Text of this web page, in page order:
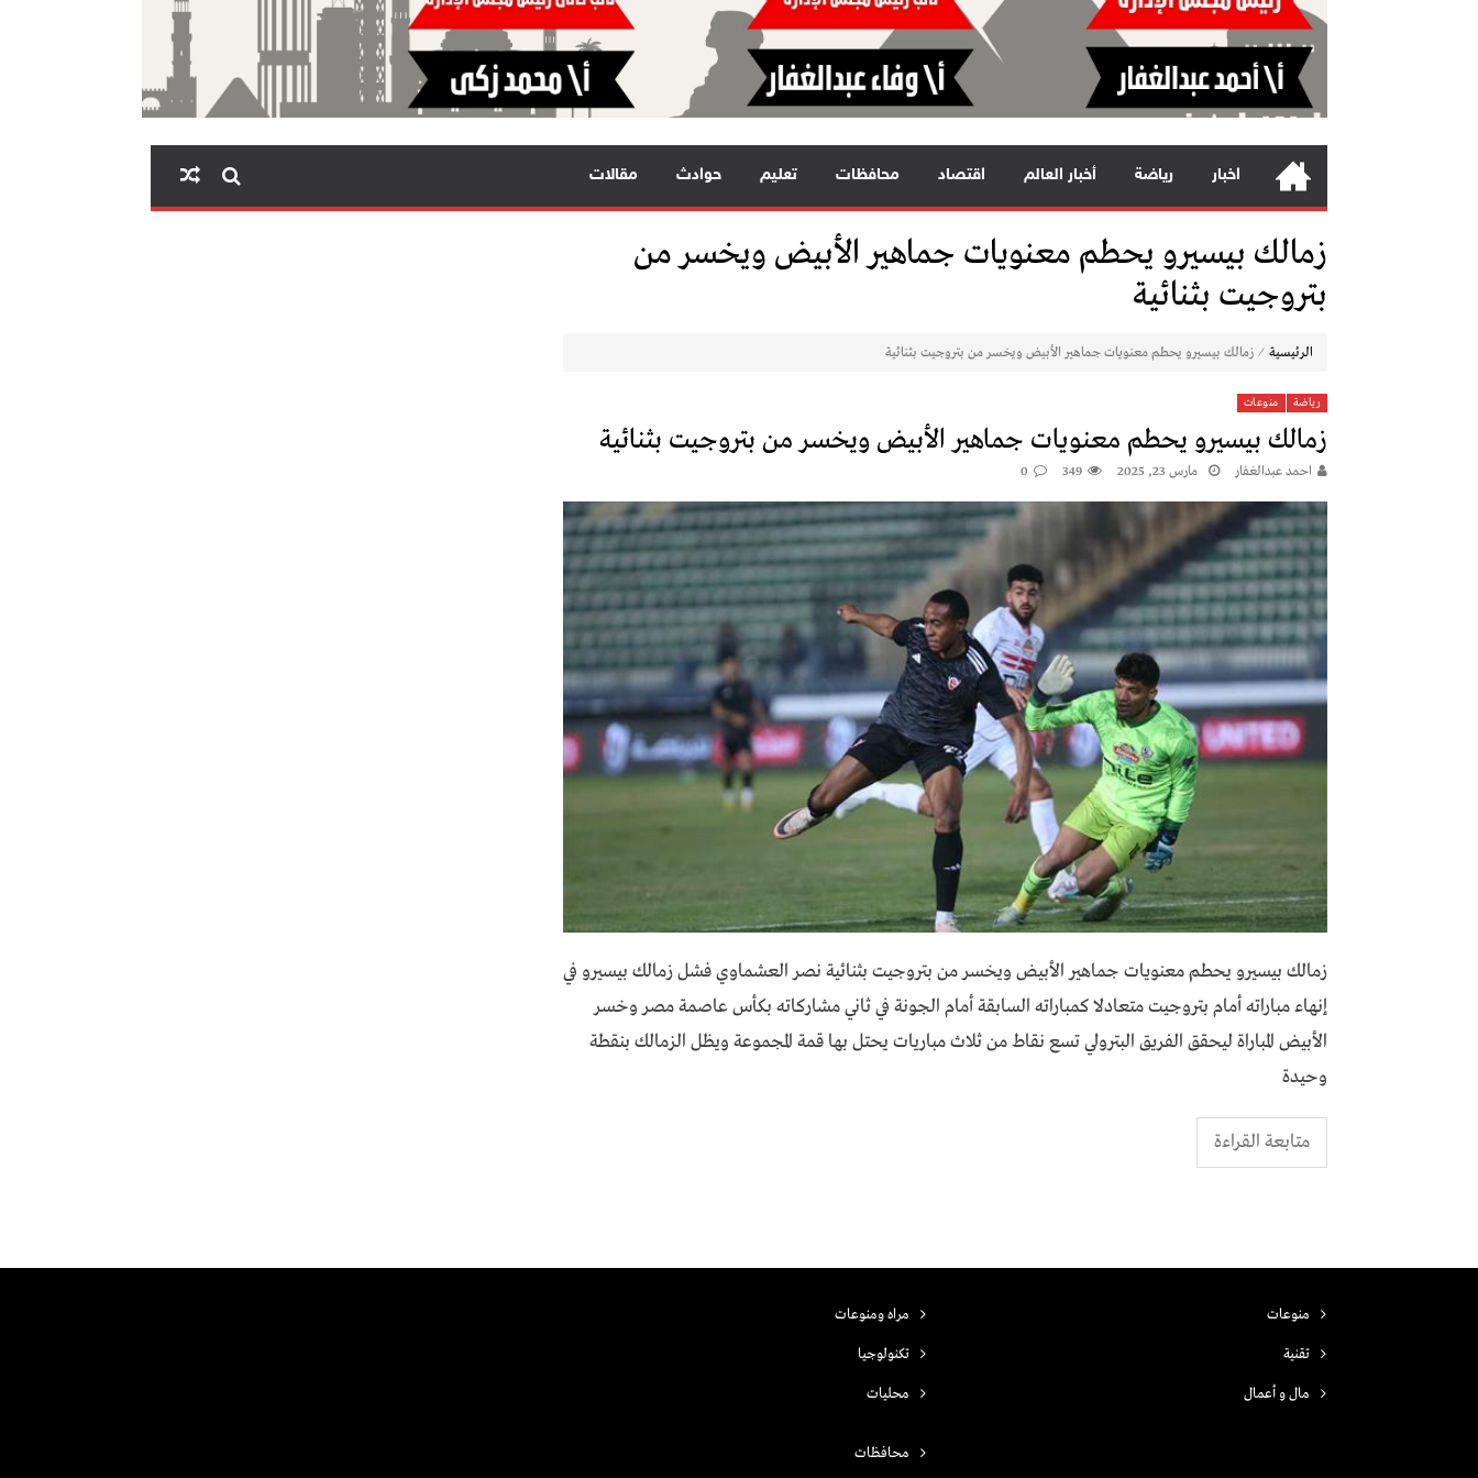
اخبار رياضة أخبار العالم اقتصاد محافظات تعليم حوادث مقالات
زمالك بيسيرو يحطم معنويات جماهير الأبيض ويخسر من
بتروجيت بثنائية
الرئيسية ⁄ زمالك بيسيرو يحطم معنويات جماهير الأبيض ويخسر من بتروجيت بثنائية
رياضة منوعات
زمالك بيسيرو يحطم معنويات جماهير الأبيض ويخسر من بتروجيت بثنائية
احمد عبدالغفار مارس 23, 2025 349
0
زمالك بيسيرو يحطم معنويات جماهير الأبيض ويخسر من بتروجيت بثنائية نصر العشماوي فشل زمالك بيسيرو في
إنهاء مباراته أمام بتروجيت متعادلا كمباراته السابقة أمام الجونة في ثاني مشاركاته بكأس عاصمة مصر وخسر
الأبيض المباراة ليحقق الفريق البترولي تسع نقاط من ثلاث مباريات يحتل بها قمة المجموعة ويظل الزمالك بنقطة
وحيدة
متابعة القراءة
منوعات
تقنية
مال و أعمال
مراه ومنوعات
تكنولوجيا
محليات
محافظات